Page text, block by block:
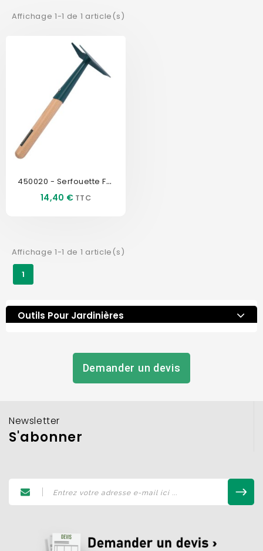
Affichage 1-1 de 1 article(s)
450020 - Serfouette Fourche...
Prix
14,40 €
Affichage 1-1 de 1 article(s)
1
Outils Pour Jardinières
Demander un devis
Newsletter
S'abonner